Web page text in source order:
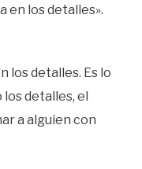
en los detalles».
los detalles. Es lo
los detalles, el
a alguien con